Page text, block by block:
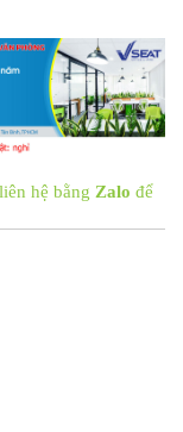
hệ bằng Zalo để